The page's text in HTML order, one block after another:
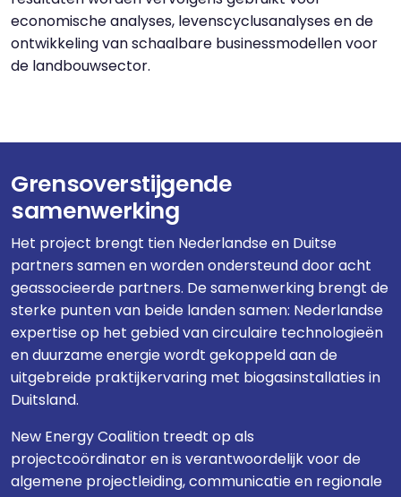
economische analyses, levenscyclusanalyses en de
ontwikkeling van schaalbare businessmodellen voor
de landbouwsector.
Grensoverstijgende
samenwerking
Het project brengt tien Nederlandse en Duitse
partners samen en worden ondersteund door acht
geassocieerde partners. De samenwerking brengt de
sterke punten van beide landen samen: Nederlandse
expertise op het gebied van circulaire technologieën
en duurzame energie wordt gekoppeld aan de
uitgebreide praktijkervaring met biogasinstallaties in
Duitsland.
New Energy Coalition treedt op als
projectcoördinator en is verantwoordelijk voor de
algemene projectleiding, communicatie en regionale